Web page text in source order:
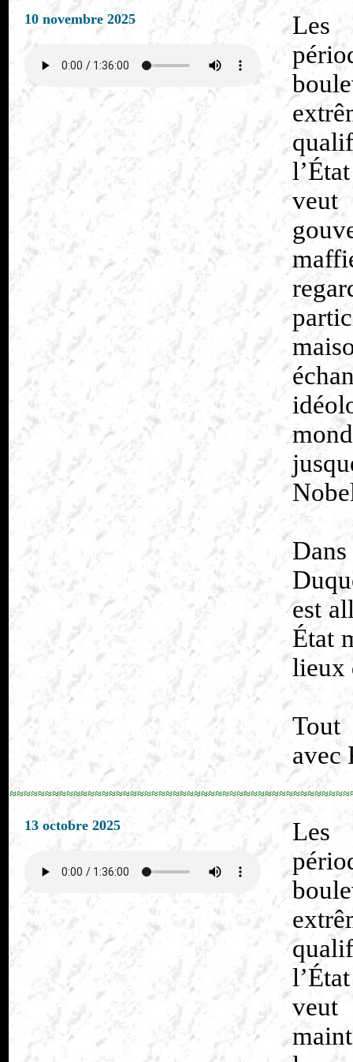
10 novembre 2025
Les
est
État
lieux
Tout
avec
13 octobre 2025
Les